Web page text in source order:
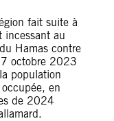
fait suite à
incessant au
Hamas contre
7 octobre 2023
population
en
de 2024